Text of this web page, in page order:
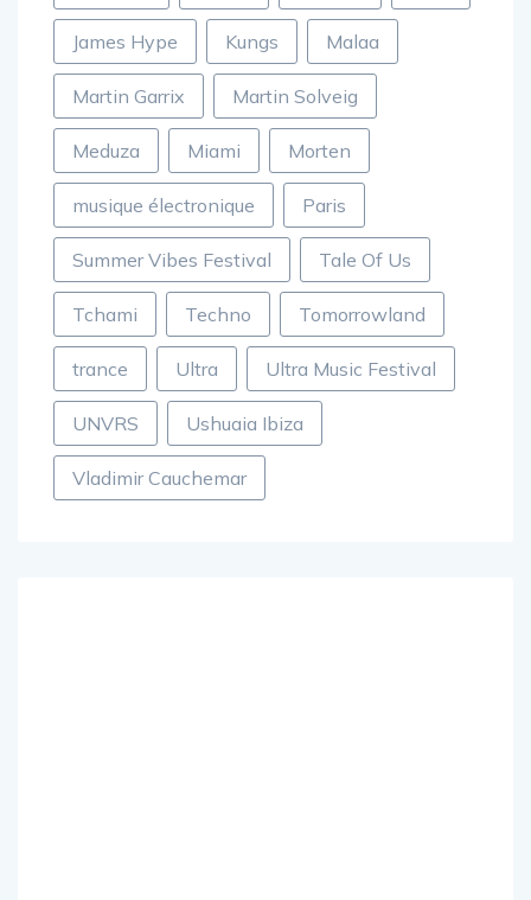
James Hype Kungs Malaa
Martin Garrix Martin Solveig
Meduza Miami Morten
musique électronique Paris
Summer Vibes Festival Tale Of Us
Tchami Techno Tomorrowland
trance Ultra Ultra Music Festival
UNVRS Ushuaia Ibiza
Vladimir Cauchemar